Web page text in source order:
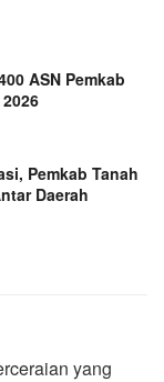
ASN Pemkab
Pemkab Tanah
Daerah
yang